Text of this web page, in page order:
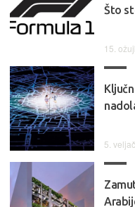
Što
15.
5.